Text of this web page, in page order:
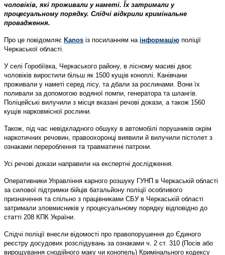
чоловіків, які проживали у наметі. Їх затримали у
процесуальному порядку. Слідчі відкрили кримінальне
провадження.
Про це повідомляє Kanos із посиланням на інформацію поліції
Черкаської області.
У селі Горобіївка, Черкаського району, в лісному масиві двоє
чоловіків виростили більш як 1500 кущів коноплі. Канівчани
проживали у наметі серед лісу, та дбали за рослинами. Вони їх
поливали за допомогою водяної помпи, генератора та шлангів.
Поліцейські вилучили з місця вказані речові докази, а також 1560
кущів нарковмісної рослини.
Також, під час невідкладного обшуку в автомобілі порушників окрім
наркотичних речовин, правоохоронці виявили й вилучили пістолет з
ознаками перероблення та травматичні патрони.
Усі речові докази направили на експертні дослідження.
Оперативники Управління карного розшуку ГУНП в Черкаській області
за силової підтримки бійців батальйону поліції особливого
призначення та спільно з працівниками СБУ в Черкаській області
затримали зловмисників у процесуальному порядку відповідно до
статті 208 КПК України.
Слідчі поліції внесли відомості про правопорушення до Єдиного
реєстру досудових розслідувань за ознаками ч. 2 ст. 310 (Посів або
вирощування снодійного маку чи конопель) Кримінального кодексу